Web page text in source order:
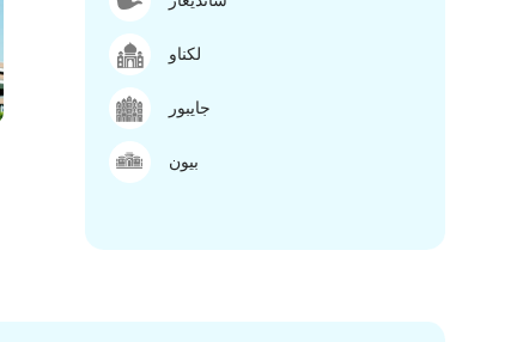
لكناو
جايبور
بيون